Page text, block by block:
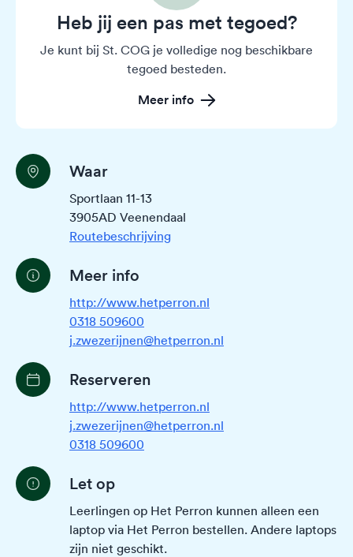
Heb jij een pas met tegoed?
Je kunt bij St. COG je volledige nog beschikbare
tegoed besteden.
Meer info
Waar
Sportlaan 11-13
3905AD Veenendaal
Routebeschrijving
Meer info
http://www.hetperron.nl
0318 509600
j.zwezerijnen@hetperron.nl
Reserveren
http://www.hetperron.nl
j.zwezerijnen@hetperron.nl
0318 509600
Let op
Leerlingen op Het Perron kunnen alleen een
laptop via Het Perron bestellen. Andere laptops
zijn niet geschikt.